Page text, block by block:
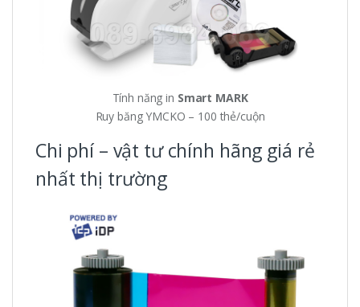
Tính năng in Smart MARK
Ruy băng YMCKO – 100 thẻ/cuộn
Chi phí – vật tư chính hãng giá rẻ
nhất thị trường